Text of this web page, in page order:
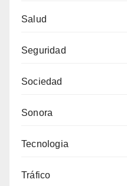
Salud
Seguridad
Sociedad
Sonora
Tecnologia
Tráfico